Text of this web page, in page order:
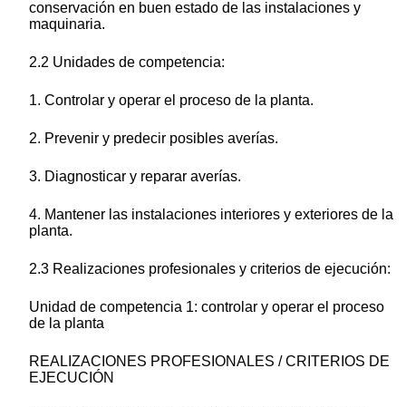
conservación en buen estado de las instalaciones y
maquinaria.
2.2 Unidades de competencia:
1. Controlar y operar el proceso de la planta.
2. Prevenir y predecir posibles averías.
3. Diagnosticar y reparar averías.
4. Mantener las instalaciones interiores y exteriores de la
planta.
2.3 Realizaciones profesionales y criterios de ejecución:
Unidad de competencia 1: controlar y operar el proceso
de la planta
REALIZACIONES PROFESIONALES / CRITERIOS DE
EJECUCIÓN